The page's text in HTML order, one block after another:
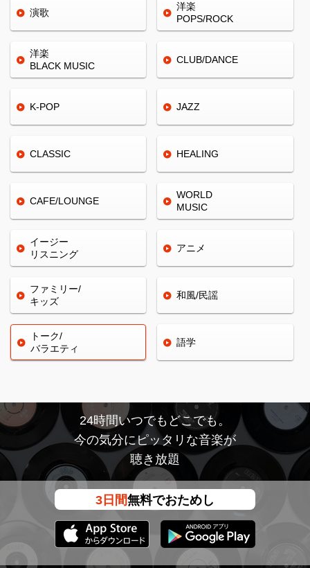
演歌
洋楽
POPS/ROCK
洋楽
BLACK MUSIC
CLUB/DANCE
K-POP JAZZ
CLASSIC HEALING
CAFE/LOUNGE
WORLD
MUSIC
イージー
リスニング
アニメ
ファミリー/
キッズ
和風/民謡
トーク/
バラエティ
語学
24時間いつでもどこでも。
今の気分にピッタリな音楽が
聴き放題
3日間無料でおためし